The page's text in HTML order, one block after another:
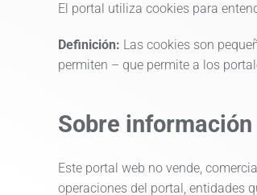
El portal utiliza cookies para
Definición: Las cookies son
permiten – que permite a los
Sobre
Este portal web no vende,
operaciones del portal, entidades